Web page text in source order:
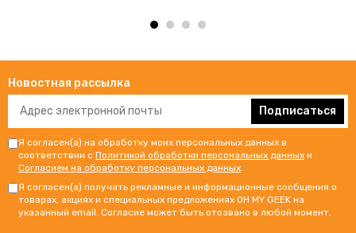
Новостная рассылка
Подписаться
Я согласен(а) на обработку моих персональных данных в
соответствии с Политикой обработки персональных данных и
Согласием на обработку персональных данных.
Я согласен(а) получать рекламные и информационные сообщения о
товарах, акциях и специальных предложениях OH MY GEEK на
указанный email. Согласие может быть отозвано в любой момент.